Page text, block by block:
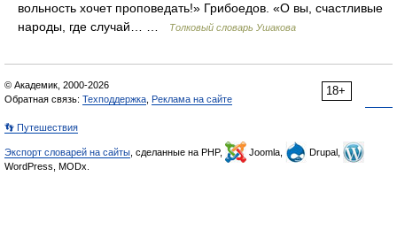
вольность хочет проповедать!» Грибоедов. «О вы, счастливые
народы, где случай… …
Толковый словарь Ушакова
18+
© Академик, 2000-2026
Обратная связь: Техподдержка Реклама на сайте
👣 Путешествия
Экспорт словарей на сайты , сделанные на PHP, Joomla,
Drupal,
WordPress, MODx.